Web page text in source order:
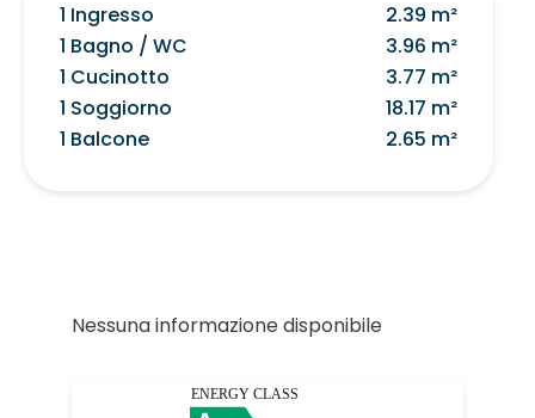
1 Ingresso
2.39 m²
1 Bagno / WC
3.96 m²
1 Cucinotto
3.77 m²
1 Soggiorno
18.17 m²
1 Balcone
2.65 m²
Nessuna informazione disponibile